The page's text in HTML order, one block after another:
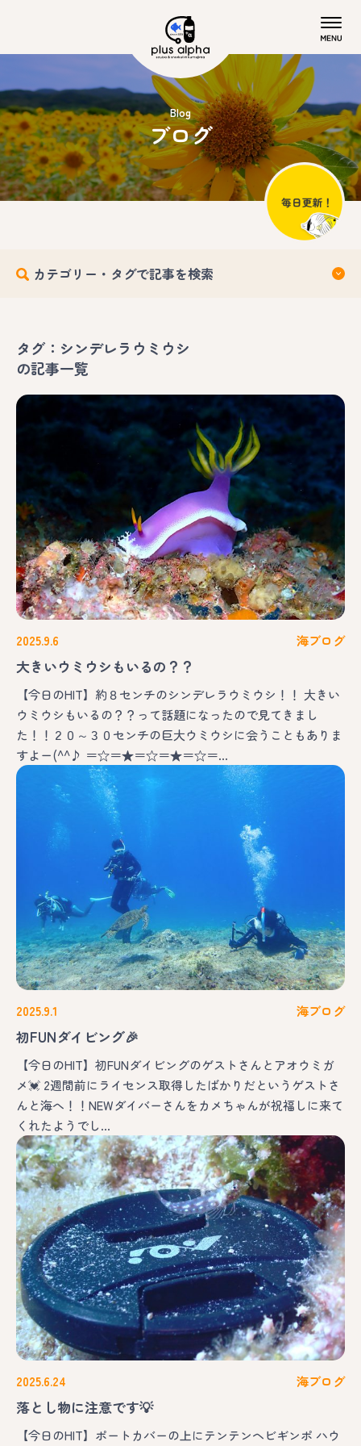
Blog
ブログ
カテゴリー・タグで記事を検索
タグ：シンデレラウミウシ
の記事一覧
2025.9.6 海ブログ
大きいウミウシもいるの？？
【今日のHIT】約８センチのシンデレラウミウシ！！ 大きい
ウミウシもいるの？？って話題になったので見てきまし
た！！２０～３０センチの巨大ウミウシに会うこともありま
すよー(^^♪ ＝☆＝★＝☆＝★＝☆＝…
2025.9.1 海ブログ
初FUNダイビング🎉
【今日のHIT】初FUNダイビングのゲストさんとアオウミガ
メ💓 2週間前にライセンス取得したばかりだというゲストさ
んと海へ！！NEWダイバーさんをカメちゃんが祝福しに来て
くれたようでし…
2025.6.24 海ブログ
落とし物に注意です💡
【今日のHIT】ポートカバーの上にテンテンヘビギンポ ハウ